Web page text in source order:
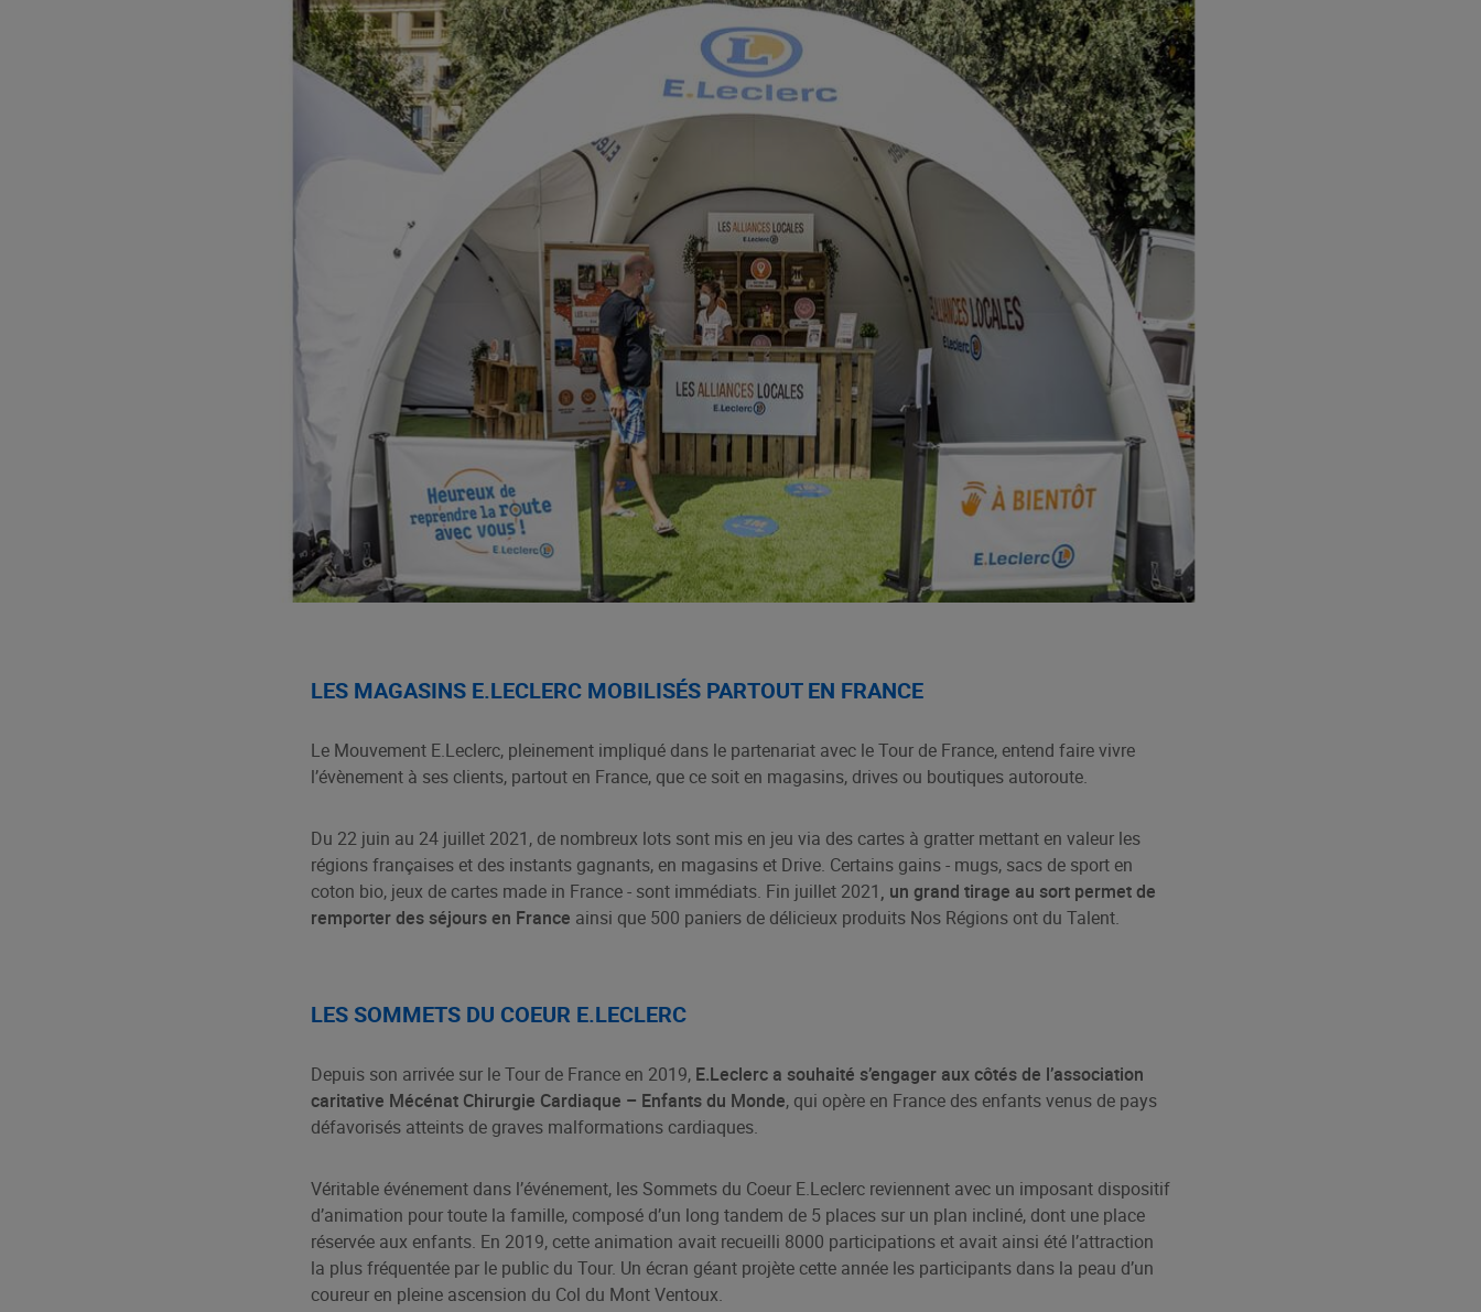
LES MAGASINS E.LECLERC MOBILISÉS PARTOUT EN FRANCE
Le Mouvement E.Leclerc, pleinement impliqué dans le partenariat avec le Tour de France, entend faire vivre
l’évènement à ses clients, partout en France, que ce soit en magasins, drives ou boutiques autoroute.
Du 22 juin au 24 juillet 2021, de nombreux lots sont mis en jeu via des cartes à gratter mettant en valeur les
régions françaises et des instants gagnants, en magasins et Drive. Certains gains - mugs, sacs de sport en
coton bio, jeux de cartes made in France - sont immédiats. Fin juillet 2021, un grand tirage au sort permet de
remporter des séjours en France ainsi que 500 paniers de délicieux produits Nos Régions ont du Talent.
LES SOMMETS DU COEUR E.LECLERC
Depuis son arrivée sur le Tour de France en 2019, E.Leclerc a souhaité s’engager aux côtés de l’association
caritative Mécénat Chirurgie Cardiaque – Enfants du Monde, qui opère en France des enfants venus de pays
défavorisés atteints de graves malformations cardiaques.
Véritable événement dans l’événement, les Sommets du Coeur E.Leclerc reviennent avec un imposant dispositif
d’animation pour toute la famille, composé d’un long tandem de 5 places sur un plan incliné, dont une place
réservée aux enfants. En 2019, cette animation avait recueilli 8000 participations et avait ainsi été l’attraction
la plus fréquentée par le public du Tour. Un écran géant projète cette année les participants dans la peau d’un
coureur en pleine ascension du Col du Mont Ventoux.